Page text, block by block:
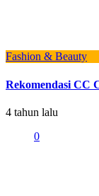
Fashion & Beauty
Rekomendasi CC
4 tahun lalu
0